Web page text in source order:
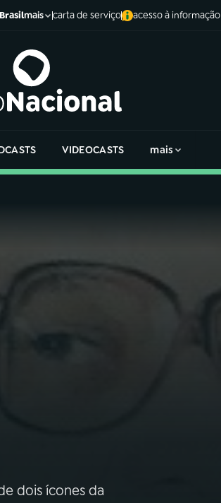
mais carta de serviço acesso à informação
VIDEOCASTS mais
dois ícones da